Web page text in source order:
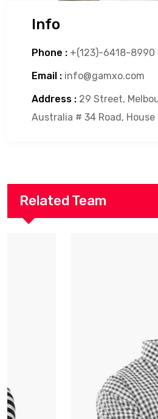
Info
Phone : +(123)-6418-8990
Email : info@gamxo.com
Address : 29 Street,
Australia # 34 Road, House
Related Team